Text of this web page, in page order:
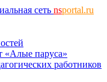
сеть nsportal.ru
«Алые паруса»
работников